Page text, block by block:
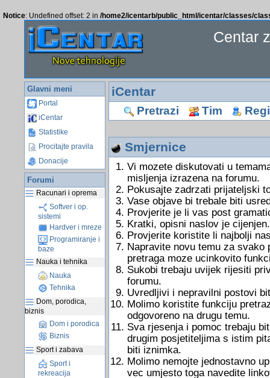
Notice: Undefined offset: 2 in /home2/icentarb/public_html/icentar/classes/
Centar
Glavni meni
Portal
iCentar
Statistike
Procitajte pravila
Donacije
Forumi
Racunari i oprema
Softver i op.
sistemi
Hardver i mreze
Programiranje i
baze
Nauka i tehnika
Nauka
Tehnika
Dom, porodica,
biznis
Dom i porodica
Biznis
Sport i zabava
Sport i
rekreacija
iCentar
Pretrazi Tim
Smjernice
Vi mozete diskutovati u
misljenja izrazena na forumu.
Pokusajte zadrzati prijateljski
Vase objave bi trebale biti
Provjerite je li vas post
Kratki, opisni naslov je cijenjen.
Provjerite koristite li najbolji
Napravite novu temu za
pretraga moze ucinkovito
Sukobi trebaju uvijek rijesiti
forumu.
Uvredljivi i nepravilni postovi
Molimo koristite funkciju
odgovoreno na drugu temu.
Sva rjesenja i pomoc trebaju
drugim posjetiteljima s istim
biti iznimka.
Molimo nemojte jednostavno
vec umjesto toga navedite